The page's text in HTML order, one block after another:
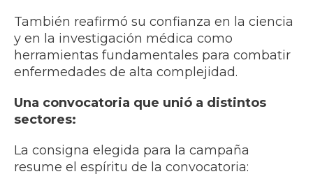
También reafirmó su confianza en la ciencia
y en la investigación médica como
herramientas fundamentales para combatir
enfermedades de alta complejidad.
Una convocatoria que unió a distintos
sectores:
La consigna elegida para la campaña
resume el espíritu de la convocatoria: